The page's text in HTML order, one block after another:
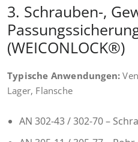
3. Schrauben-,
(WEICONLOCK®)
Typische Anwendungen:
Lager, Flansche
AN 302-43 / 302-70 –